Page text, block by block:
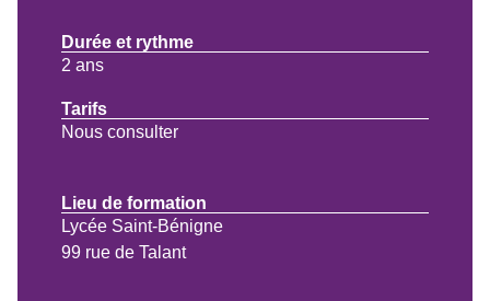
Durée et rythme
2 ans
Tarifs
Nous consulter
Lieu de formation
Lycée Saint-Bénigne
99 rue de Talant